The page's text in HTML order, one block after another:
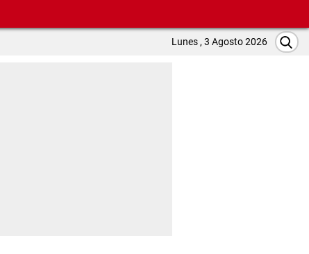
Lunes , 3 Agosto 2026